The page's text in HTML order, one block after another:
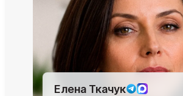
Елена Ткачук